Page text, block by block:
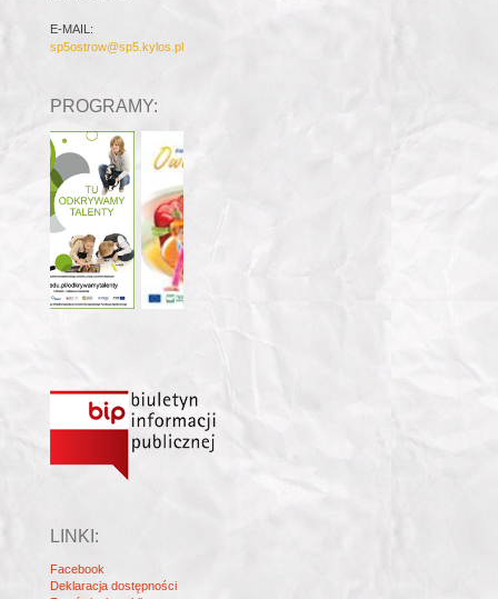
E-MAIL:
sp5ostrow@sp5.kylos.pl
PROGRAMY:
LINKI:
Facebook
Deklaracja dostępności